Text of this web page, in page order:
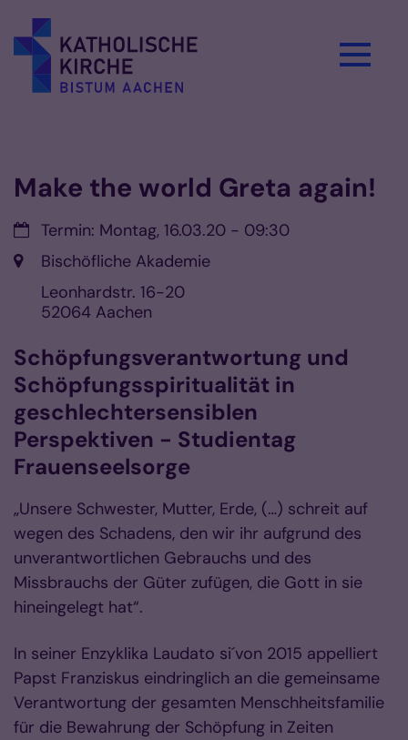
Make the world Greta again!
Datum:Termin: Montag, 16.03.20 - 09:30
Ort: Bischöfliche Akademie
Leonhardstr. 16-20
52064 Aachen
Schöpfungsverantwortung und
Schöpfungsspiritualität in
geschlechtersensiblen
Perspektiven - Studientag
Frauenseelsorge
„Unsere Schwester, Mutter, Erde, (…) schreit auf
wegen des Schadens, den wir ihr aufgrund des
unverantwortlichen Gebrauchs und des
Missbrauchs der Güter zufügen, die Gott in sie
hineingelegt hat“.
In seiner Enzyklika Laudato si´von 2015 appelliert
Papst Franziskus eindringlich an die gemeinsame
Verantwortung der gesamten Menschheitsfamilie
für die Bewahrung der Schöpfung in Zeiten